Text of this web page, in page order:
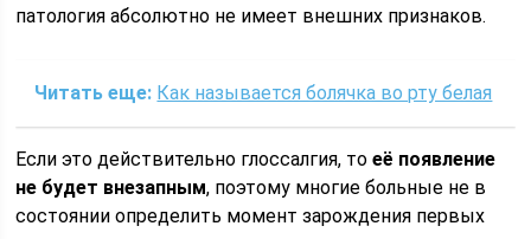
патология абсолютно не имеет внешних признаков.
Читать еще: Как называется болячка во рту белая
Если это действительно глоссалгия, тоеё появление
не будет внезапным, поэтому многие больные не в
состоянии определить момент зарождения первых